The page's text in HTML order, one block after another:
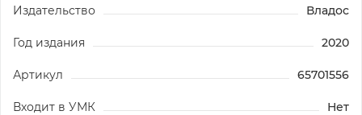
Издательство Владос
Год издания 2020
Артикул 65701556
Входит в УМК Нет